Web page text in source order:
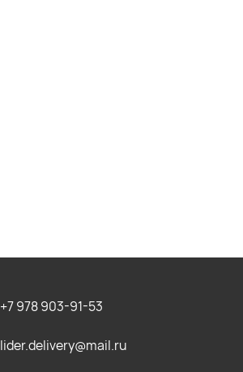
+7 978 903-91-53
lider.delivery@mail.ru